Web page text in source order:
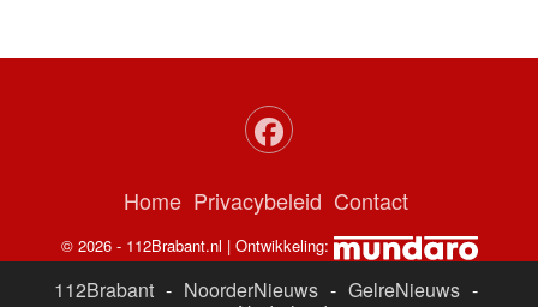
Home Privacybeleid Contact
© 2026 - 112Brabant.nl | Ontwikkeling:
112Brabant - NoorderNieuws - GelreNieuws -